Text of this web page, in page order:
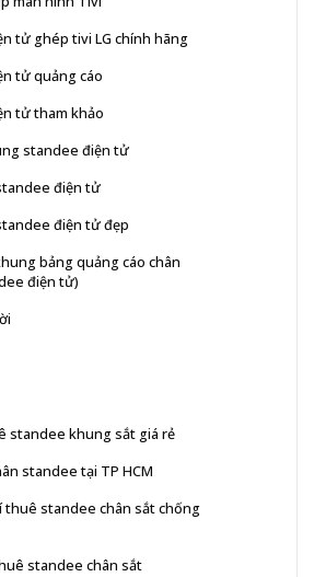
tử ghép tivi LG chính hãng
tử quảng cáo
tử tham khảo
standee điện tử
điện tử
điện tử đẹp
bảng quảng cáo chân
điện tử)
standee khung sắt giá rẻ
standee tại TP HCM
thuê standee chân sắt chống
standee chân sắt